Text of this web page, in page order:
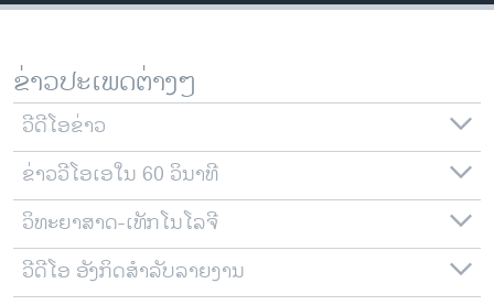
ພາສາອັງກິດ
ສຽງ
ລາຍການກະຈາຍສຽງ
ລາຍງານ
ຕິດຕາມພວກເຮົາ ທີ່
ພາສາຕ່າງໆ
ຂ່າວປະເພດຕ່າງໆ
ວີດີໂອຂ່າວ
ຂ່າວວີໂອເອໃນ 60 ວິນາທີ
ວິທະຍາສາດ-ເທັກໂນໂລຈີ
ວີດີໂອ ອັງກິດສຳລັບລາຍງານ